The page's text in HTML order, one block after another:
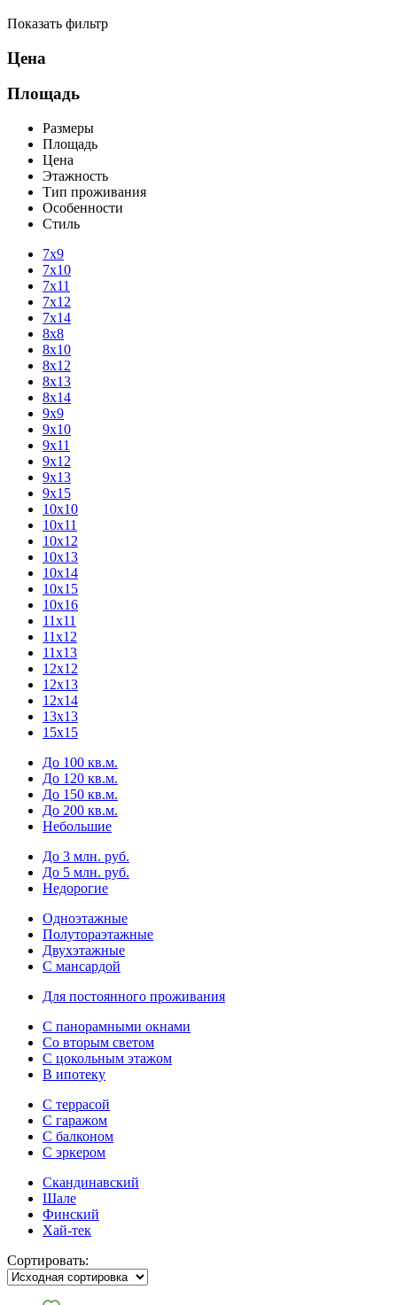
Показать фильтр
Цена
Площадь
Размеры
Площадь
Цена
Этажность
Тип проживания
Особенности
Стиль
7х9
7х10
7х11
7х12
7х14
8х8
8х10
8х12
8х13
8х14
9х9
9х10
9х11
9х12
9х13
9х15
10х10
10х11
10х12
10х13
10х14
10х15
10х16
11х11
11х12
11х13
12х12
12х13
12х14
13х13
15х15
До 100 кв.м.
До 120 кв.м.
До 150 кв.м.
До 200 кв.м.
Небольшие
До 3 млн. руб.
До 5 млн. руб.
Недорогие
Одноэтажные
Полутораэтажные
Двухэтажные
С мансардой
Для постоянного проживания
С панорамными окнами
Со вторым светом
С цокольным этажом
В ипотеку
С террасой
С гаражом
С балконом
С эркером
Скандинавский
Шале
Финский
Хай-тек
Сортировать: